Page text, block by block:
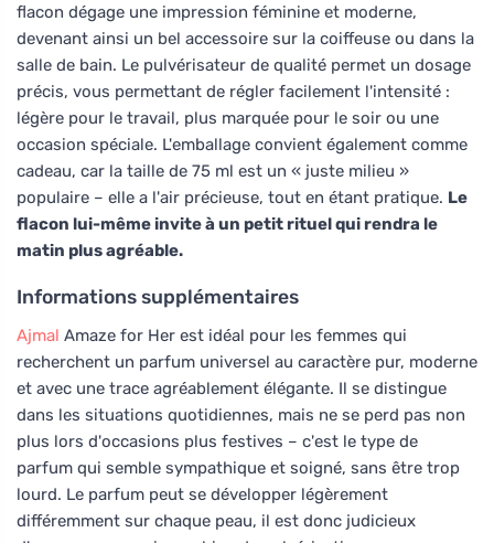
flacon dégage une impression féminine et moderne,
devenant ainsi un bel accessoire sur la coiffeuse ou dans la
salle de bain. Le pulvérisateur de qualité permet un dosage
précis, vous permettant de régler facilement l'intensité :
légère pour le travail, plus marquée pour le soir ou une
occasion spéciale. L'emballage convient également comme
cadeau, car la taille de 75 ml est un « juste milieu »
populaire – elle a l'air précieuse, tout en étant pratique. Le
flacon lui-même invite à un petit rituel qui rendra le
matin plus agréable.
Informations supplémentaires
Ajmal Amaze for Her est idéal pour les femmes qui
recherchent un parfum universel au caractère pur, moderne
et avec une trace agréablement élégante. Il se distingue
dans les situations quotidiennes, mais ne se perd pas non
plus lors d'occasions plus festives – c'est le type de
parfum qui semble sympathique et soigné, sans être trop
lourd. Le parfum peut se développer légèrement
différemment sur chaque peau, il est donc judicieux